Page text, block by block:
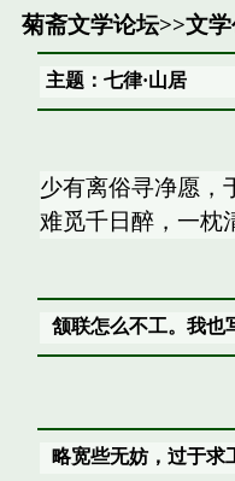
菊斋文学论坛>>文
主题：七律·山居
少有离俗寻净愿，
难觅千日醉，一枕
颔联怎么不工。我也
略宽些无妨，过于求